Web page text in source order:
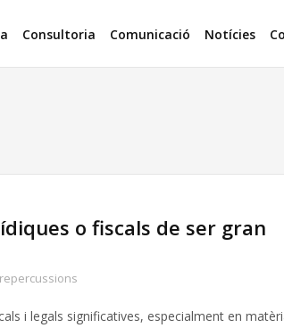
Consultoria Comunicació Notícies
o fiscals de ser gran
repercussions
i legals significatives, especialment en